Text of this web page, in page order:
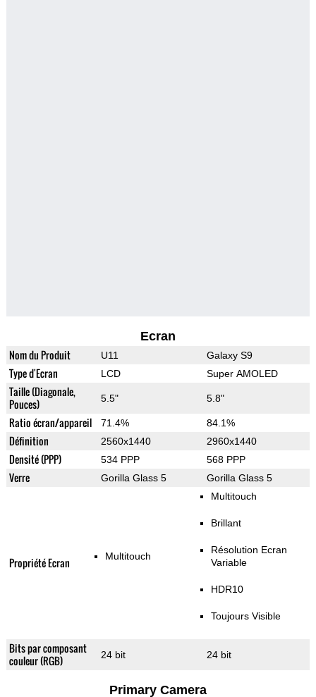
Ecran
Nom du Produit U11 Galaxy S9
Type d'Ecran LCD Super AMOLED
Taille (Diagonale,
Pouces)
5.5" 5.8"
Ratio écran/appareil 71.4% 84.1%
Définition 2560x1440 2960x1440
Densité (PPP) 534 PPP 568 PPP
Verre Gorilla Glass 5 Gorilla Glass 5
Propriété Ecran Multitouch
Multitouch
Brillant
Résolution Ecran
Variable
HDR10
Toujours Visible
Bits par composant
couleur (RGB)
24 bit 24 bit
Primary Camera